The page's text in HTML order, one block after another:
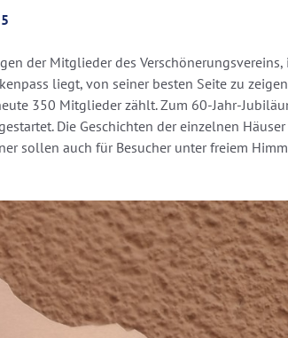
der Mitglieder des Verschönerungsvereins,
liegt, von seiner besten Seite zu
350 Mitglieder zählt. Zum 60-Jahr-
Die Geschichten der einzelnen
sollen auch für Besucher unter freiem